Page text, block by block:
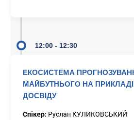
12:00 - 12:30
ЕКОСИСТЕМА
МАЙБУТНЬОГО НА
ДОСВІДУ
Спікер: Руслан КУЛИКОВСЬКИЙ